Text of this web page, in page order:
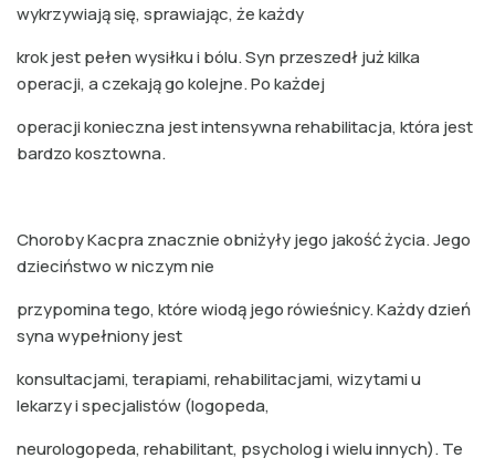
wykrzywiają się, sprawiając, że każdy
krok jest pełen wysiłku i bólu. Syn przeszedł już kilka
operacji, a czekają go kolejne. Po każdej
operacji konieczna jest intensywna rehabilitacja, która jest
bardzo kosztowna.
Choroby Kacpra znacznie obniżyły jego jakość życia. Jego
dzieciństwo w niczym nie
przypomina tego, które wiodą jego rówieśnicy. Każdy dzień
syna wypełniony jest
konsultacjami, terapiami, rehabilitacjami, wizytami u
lekarzy i specjalistów (logopeda,
neurologopeda, rehabilitant, psycholog i wielu innych). Te